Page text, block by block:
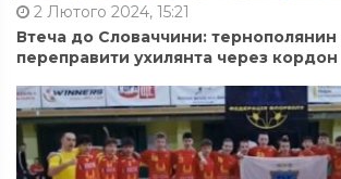
2 Лютого 2024, 15:21
Втеча до Словаччини: тернополянин
переправити ухилянта через кордон